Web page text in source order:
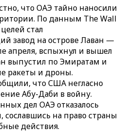
что ОАЭ тайно наносили
По данным The Wall
стал
завод на острове Лаван —
апреля, вспыхнул и вышел
выпустил по Эмиратам и
ракеты и дроны.
что США негласно
Абу-Даби в войну.
дел ОАЭ отказалось
на право страны
действия.